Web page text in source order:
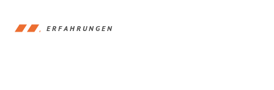
ERFAHRUNGEN